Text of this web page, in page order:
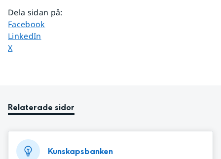
Dela sidan på:
Dela sidan på
Facebook
Dela sidan på
LinkedIn
Dela sidan på
X
Relaterade sidor
Kunskapsbanken